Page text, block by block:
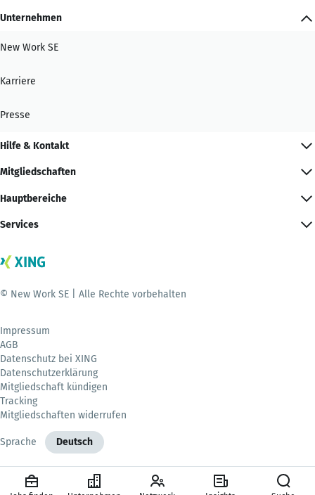
Unternehmen
New Work SE
Karriere
Presse
Hilfe & Kontakt
Mitgliedschaften
Hauptbereiche
Services
© New Work SE | Alle Rechte vorbehalten
Impressum
AGB
Datenschutz bei XING
Datenschutzerklärung
Mitgliedschaft kündigen
Tracking
Mitgliedschaften widerrufen
Sprache Deutsch